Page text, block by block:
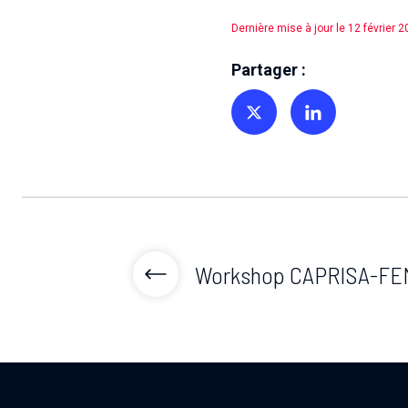
Dernière mise à jour le 12 février
Partager :
Partager sur TwitterPartager sur Linkedin
Workshop CAPRISA-